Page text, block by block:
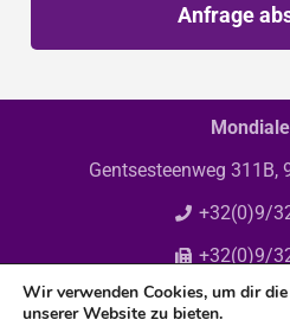
Anfrage
Gentsesteenweg 311B,
+32(0)9/
+32(0)9/
Wir verwenden Cookies, um dir
unserer Website zu bieten.